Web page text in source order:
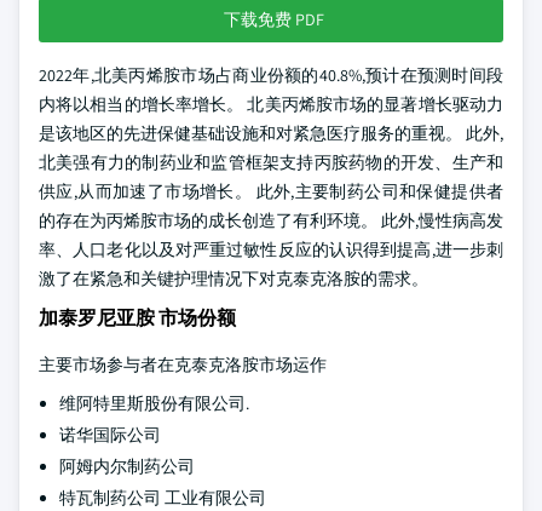
下载免费 PDF
2022年,北美丙烯胺市场占商业份额的40.8%,预计在预测时间段
内将以相当的增长率增长。 北美丙烯胺市场的显著增长驱动力
是该地区的先进保健基础设施和对紧急医疗服务的重视。 此外,
北美强有力的制药业和监管框架支持丙胺药物的开发、生产和
供应,从而加速了市场增长。 此外,主要制药公司和保健提供者
的存在为丙烯胺市场的成长创造了有利环境。 此外,慢性病高发
率、人口老化以及对严重过敏性反应的认识得到提高,进一步刺
激了在紧急和关键护理情况下对克泰克洛胺的需求。
加泰罗尼亚胺 市场份额
主要市场参与者在克泰克洛胺市场运作
维阿特里斯股份有限公司.
诺华国际公司
阿姆内尔制药公司
特瓦制药公司 工业有限公司